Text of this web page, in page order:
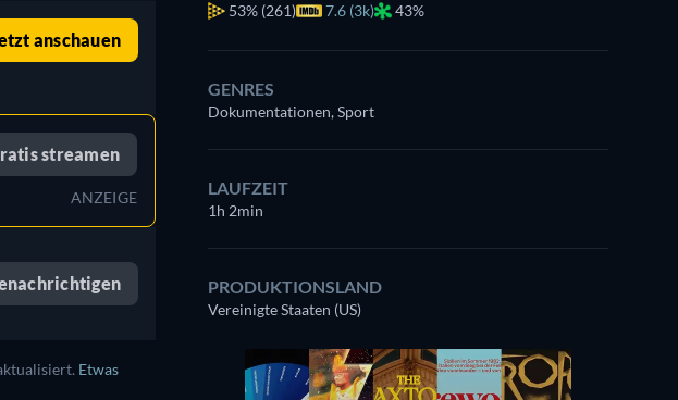
anschauen
streamen
ANZEIGE
Etwas
53% (261) 7.6 (3k) 43%
GENRES
Dokumentationen, Sport
LAUFZEIT
1h 2min
PRODUKTIONSLAND
Vereinigte Staaten (US)